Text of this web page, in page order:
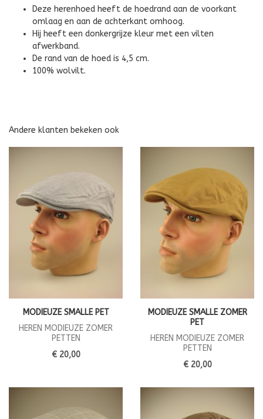
Deze herenhoed heeft de hoedrand aan de voorkant
omlaag en aan de achterkant omhoog.
Hij heeft een donkergrijze kleur met een vilten
afwerkband.
De rand van de hoed is 4,5 cm.
100% wolvilt.
Andere klanten bekeken ook
MODIEUZE SMALLE PET
HEREN MODIEUZE ZOMER
PETTEN
€ 20,00
MODIEUZE SMALLE ZOMER
PET
HEREN MODIEUZE ZOMER
PETTEN
€ 20,00